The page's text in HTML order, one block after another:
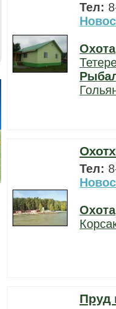
Тел:
Охота
Тел:
Охота
Пруд